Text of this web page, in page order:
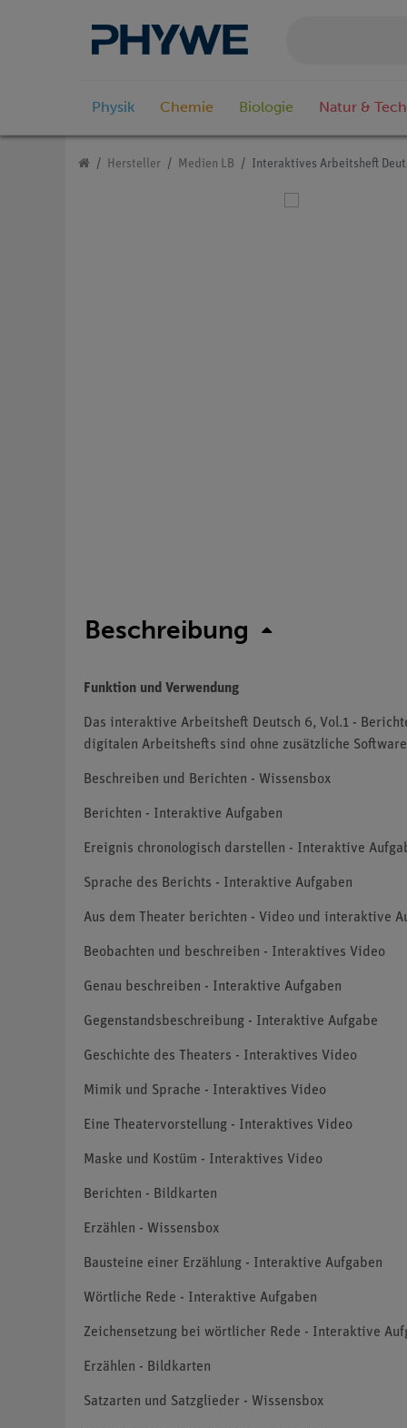
Physik Chemie Biologie Natur &
Hersteller Medien LB Interaktives Arbeitsheft
Beschreibung
Funktion und Verwendung
Das interaktive Arbeitsheft Deutsch 6, Vol.1 -
digitalen Arbeitshefts sind ohne zusätzliche
Beschreiben und Berichten - Wissensbox
Berichten - Interaktive Aufgaben
Ereignis chronologisch darstellen - Interaktive
Sprache des Berichts - Interaktive Aufgaben
Aus dem Theater berichten - Video und interaktive
Beobachten und beschreiben - Interaktives Video
Genau beschreiben - Interaktive Aufgaben
Gegenstandsbeschreibung - Interaktive Aufgabe
Geschichte des Theaters - Interaktives Video
Mimik und Sprache - Interaktives Video
Eine Theatervorstellung - Interaktives Video
Maske und Kostüm - Interaktives Video
Berichten - Bildkarten
Erzählen - Wissensbox
Bausteine einer Erzählung - Interaktive Aufgaben
Wörtliche Rede - Interaktive Aufgaben
Zeichensetzung bei wörtlicher Rede - Interaktive
Erzählen - Bildkarten
Satzarten und Satzglieder - Wissensbox